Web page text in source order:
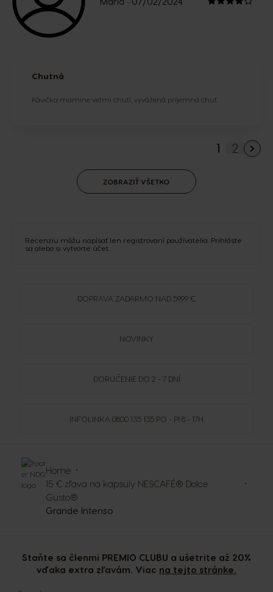
Chutná
Kávička mamine veľmi chutí, vyvážená príjemná chuť.
You're
1 Strana
2
ZOBRAZIŤ VŠETKO
Recenziu môžu napísať len registrovaní používatelia. Prihláste
sa alebo si vytvorte účet
DOPRAVA ZADARMO NAD 59,99 €
NOVINKY
DORUČENIE DO 2 - 7 DNÍ
INFOLINKA 0800 135 135 PO - PI 8 - 17H
Staňte sa členmi PREMIO CLUBU a ušetrite až 20%
vďaka extra zľavám. Viac na tejto stránke.
Home
15 € zľava na kapsuly NESCAFÉ® Dolce
Gusto®
Grande Intenso